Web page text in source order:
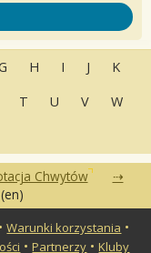
H I J
K
T U V
W
Chwytów
(en)
•Warunki korzystania •
•Partnerzy •Kluby